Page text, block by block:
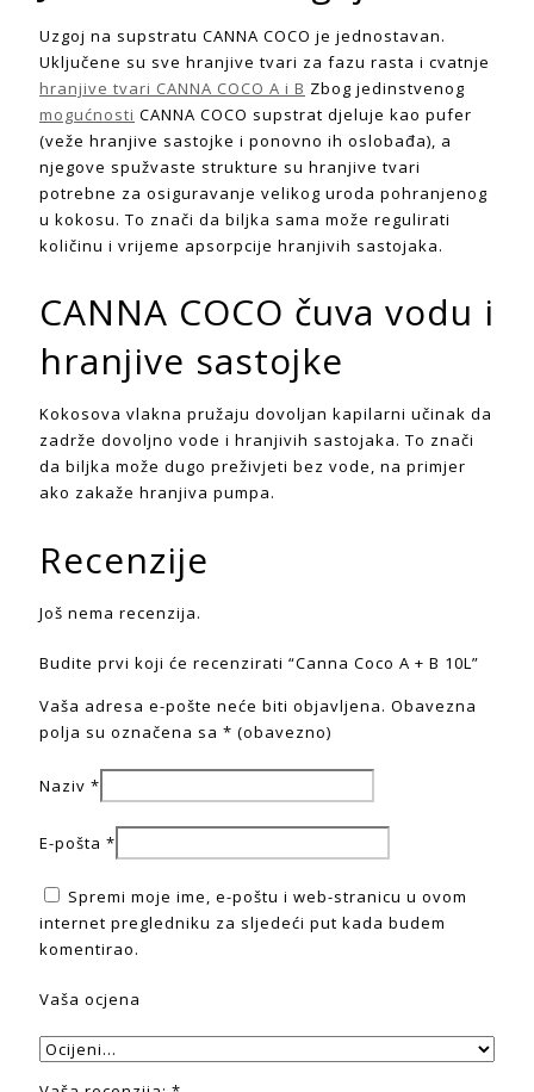
Uzgoj na supstratu CANNA COCO je jednostavan.
Uključene su sve hranjive tvari za fazu rasta i cvatnje
hranjive tvari CANNA COCO A i B Zbog jedinstvenog
mogućnosti CANNA COCO supstrat djeluje kao pufer
(veže hranjive sastojke i ponovno ih oslobađa), a
njegove spužvaste strukture su hranjive tvari
potrebne za osiguravanje velikog uroda pohranjenog
u kokosu. To znači da biljka sama može regulirati
količinu i vrijeme apsorpcije hranjivih sastojaka.
CANNA COCO čuva vodu i
hranjive sastojke
Kokosova vlakna pružaju dovoljan kapilarni učinak da
zadrže dovoljno vode i hranjivih sastojaka. To znači
da biljka može dugo preživjeti bez vode, na primjer
ako zakaže hranjiva pumpa.
Recenzije
Još nema recenzija.
Budite prvi koji će recenzirati “Canna Coco A + B 10L”
Vaša adresa e-pošte neće biti objavljena. Obavezna
polja su označena sa * (obavezno)
Naziv *
E-pošta *
Spremi moje ime, e-poštu i web-stranicu u ovom
internet pregledniku za sljedeći put kada budem
komentirao.
Vaša ocjena